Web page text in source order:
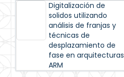
Digitalización de
solidos utilizando
análisis de franjas y
técnicas de
desplazamiento de
fase en arquitecturas
ARM